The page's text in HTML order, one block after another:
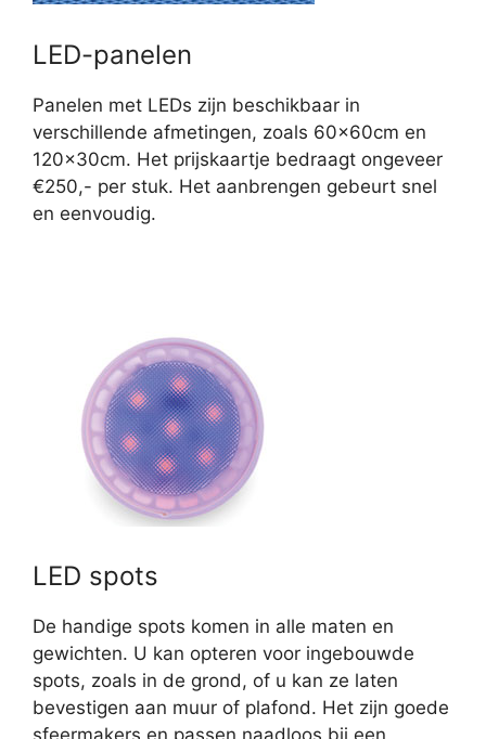
LED-panelen
Panelen met LEDs zijn beschikbaar in
verschillende afmetingen, zoals 60x60cm en
120x30cm. Het prijskaartje bedraagt ongeveer
€250,- per stuk. Het aanbrengen gebeurt snel
en eenvoudig.
LED spots
De handige spots komen in alle maten en
gewichten. U kan opteren voor ingebouwde
spots, zoals in de grond, of u kan ze laten
bevestigen aan muur of plafond. Het zijn goede